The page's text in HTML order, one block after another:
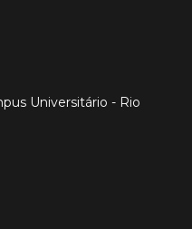
Universitário - Rio